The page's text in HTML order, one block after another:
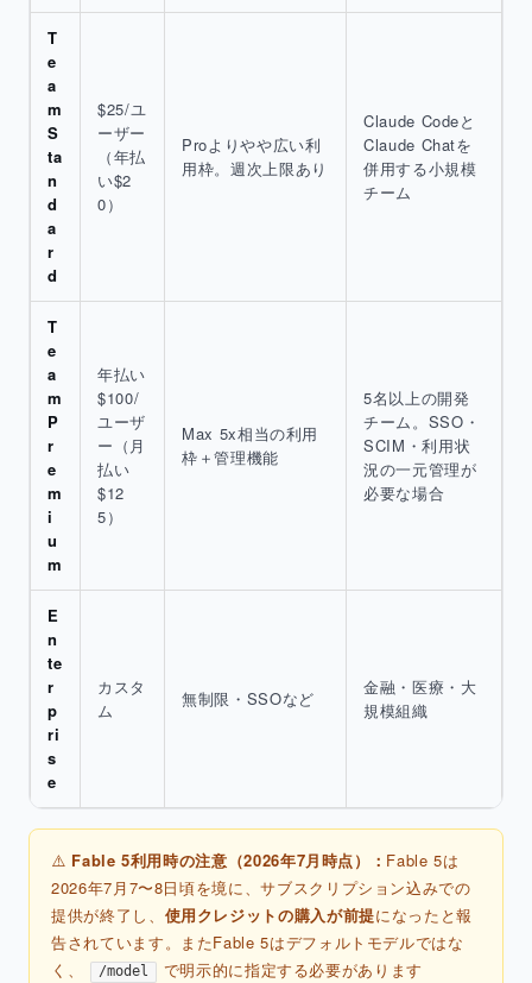
T
e
a
m
S
ta
n
d
a
r
d
$25/ユ
ーザー
（年払
い$2
0）
Proよりやや広い利
用枠。週次上限あり
Claude Codeと
Claude Chatを
併用する小規模
チーム
T
e
a
m
P
r
e
m
i
u
m
年払い
$100/
ユーザ
ー（月
払い
$12
5）
Max 5x相当の利用
枠＋管理機能
5名以上の開発
チーム。SSO・
SCIM・利用状
況の一元管理が
必要な場合
E
n
te
r
p
ri
s
e
カスタ
ム
無制限・SSOなど
金融・医療・大
規模組織
⚠️ Fable 5利用時の注意（2026年7月時点）： Fable 5は
2026年7月7〜8日頃を境に、サブスクリプション込みでの
提供が終了し、 使用クレジットの購入が前提になったと報
告されています。またFable 5はデフォルトモデルではな
く、
/model で明示的に指定する必要があります